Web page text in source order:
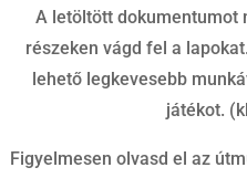
A letöltött dokumentumot
részeken vágd fel a
lehető legkevesebb
játékot.
Figyelmesen olvasd el az